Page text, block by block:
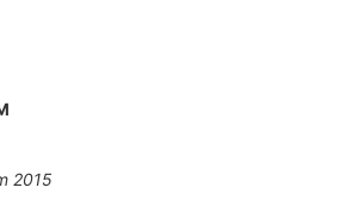
2015